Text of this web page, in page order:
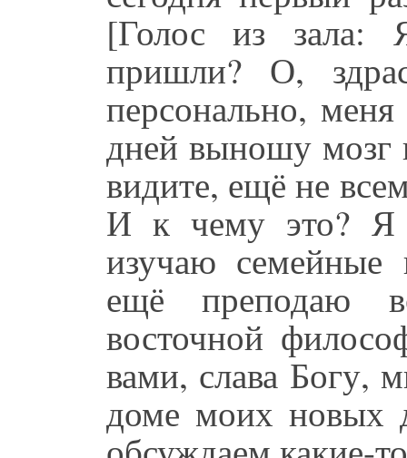
[Голос из зала:
пришли? О,
персонально,
дней выношу мозг
видите, ещё не
И к чему это? Я
изучаю семейные
ещё преподаю
восточной
вами, слава Богу,
доме моих новых